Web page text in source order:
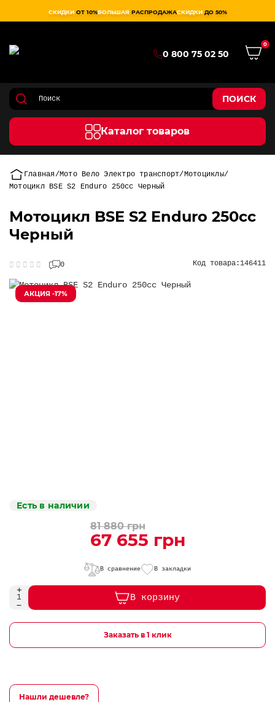
СКИДКИ ОТ 10%БОЛЬШАЯ РАСПРОДАЖАСКИДКИ ДО 50%
0 800 75 02 50
0
ПОИСК
Каталог товаров
Главная Мото Вело Электро транспорт Мотоциклы
Мотоцикл BSE S2 Enduro 250cc Черный
Мотоцикл BSE S2 Enduro 250cc
Черный
0 Код товара:146411
АКЦИЯ -17%
Есть в наличии
81 880 грн
67 655 грн
В сравнение В закладки
В корзину
Заказать в 1 клик
Нашли дешевле?